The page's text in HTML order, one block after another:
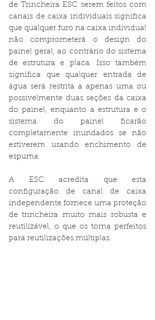
de Trincheira ESC serem feitos com
canais de caixa individuais significa
que qualquer furo na caixa individual
não comprometerá o design do
painel geral, ao contrário do sistema
de estrutura e placa. Isso também
significa que qualquer entrada de
água será restrita a apenas uma ou
possivelmente duas seções da caixa
do painel, enquanto a estrutura e o
sistema do painel ficarão
completamente inundados se não
estiverem usando enchimento de
espuma.
A ESC acredita que esta
configuração de canal de caixa
independente fornece uma proteção
de trincheira muito mais robusta e
reutilizável, o que os torna perfeitos
para reutilizações múltiplas.